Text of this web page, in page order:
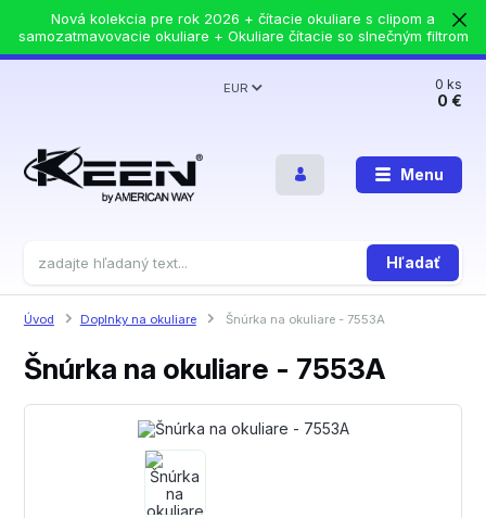
Nová kolekcia pre rok 2026 + čítacie okuliare s clipom a
samozatmavovacie okuliare + Okuliare čítacie so slnečným filtrom
Menu
EUR
Hľadať
0ks
0 €
Úvod Doplnky na okuliare Šnúrka na okuliare - 7553A
Šnúrka na okuliare - 7553A